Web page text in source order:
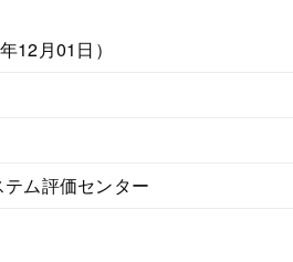
12月01日）
ム評価センター